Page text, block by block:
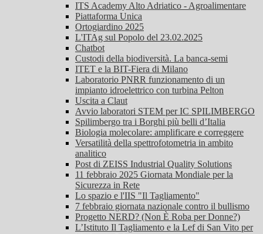
ITS Academy Alto Adriatico - Agroalimentare
Piattaforma Unica
Ortogiardino 2025
L'ITAg sul Popolo del 23.02.2025
Chatbot
Custodi della biodiversità. La banca-semi
ITET e la BIT-Fiera di Milano
Laboratorio PNRR funzionamento di un
impianto idroelettrico con turbina Pelton
Uscita a Claut
Avvio laboratori STEM per IC SPILIMBERGO
Spilimbergo tra i Borghi più belli d’Italia
Biologia molecolare: amplificare e correggere
Versatilità della spettrofotometria in ambito
analitico
Post di ZEISS Industrial Quality Solutions
11 febbraio 2025 Giornata Mondiale per la
Sicurezza in Rete
Lo spazio e l'IIS "Il Tagliamento"
7 febbraio giornata nazionale contro il bullismo
Progetto NERD? (Non È Roba per Donne?)
L’Istituto Il Tagliamento e la Lef di San Vito per